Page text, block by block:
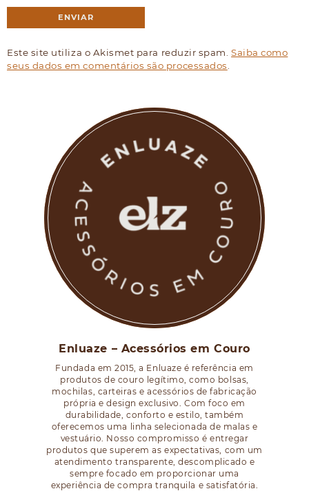
Este site utiliza o Akismet para reduzir spam.Saiba como
seus dados em comentários são processados
Enluaze – Acessórios em Couro
Fundada em 2015, a Enluaze é referência em
produtos de couro legítimo, como bolsas,
mochilas, carteiras e acessórios de fabricação
própria e design exclusivo. Com foco em
durabilidade, conforto e estilo, também
oferecemos uma linha selecionada de malas e
vestuário. Nosso compromisso é entregar
produtos que superem as expectativas, com um
atendimento transparente, descomplicado e
sempre focado em proporcionar uma
experiência de compra tranquila e satisfatória.